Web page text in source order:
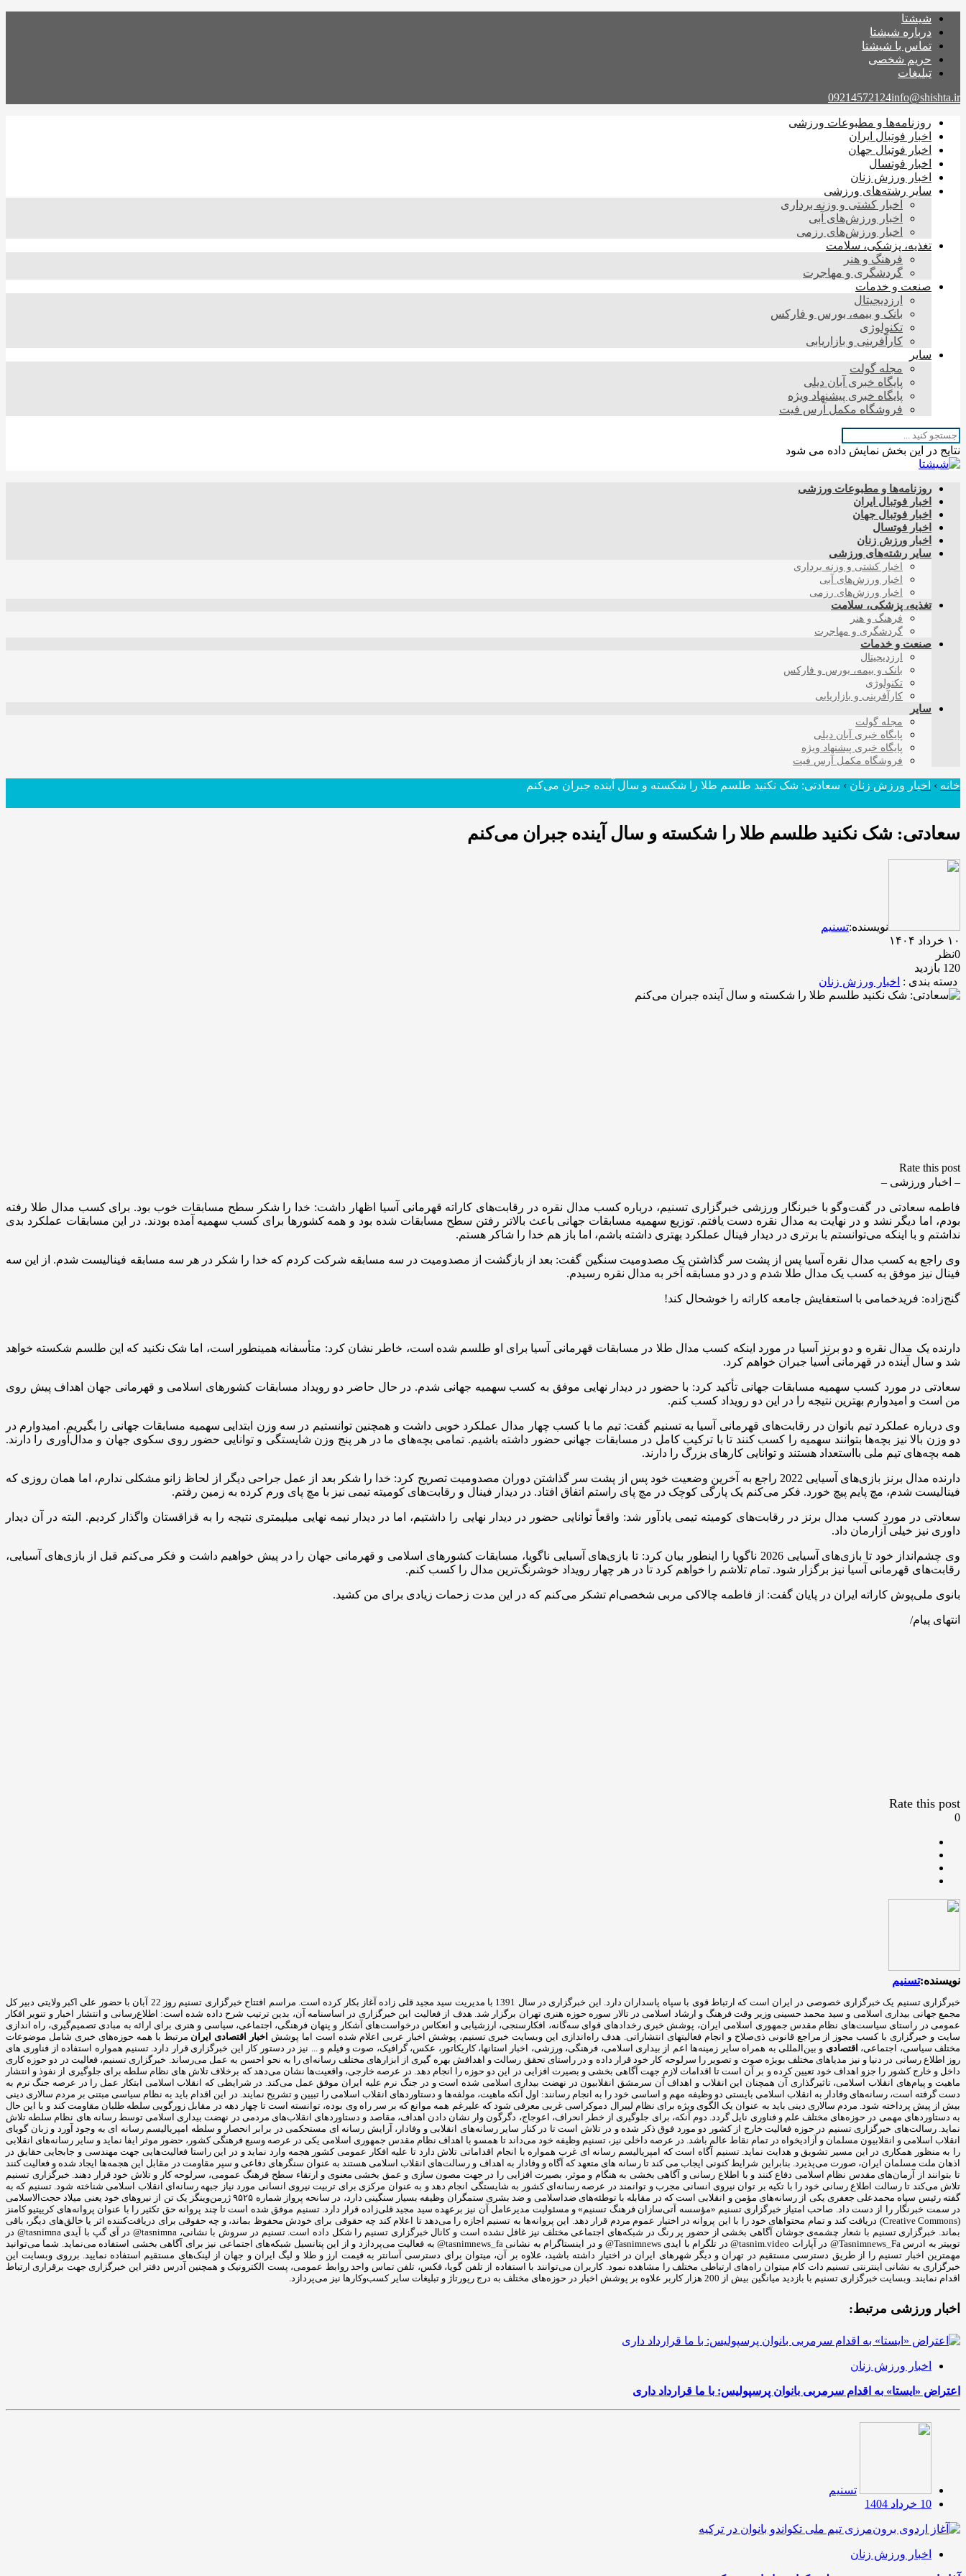
شیشتا
درباره شیشتا
تماس با شیشتا
حریم شخصی
تبلیغات
09214572124info@shishta.ir
روزنامه‌ها و مطبوعات ورزشی
اخبار فوتبال ایران
اخبار فوتبال جهان
اخبار فوتسال
اخبار ورزش زنان
سایر رشته‌های ورزشی
اخبار کشتی و وزنه برداری
اخبار ورزش‌های آبی
اخبار ورزش‌های رزمی
تغذیه، پزشکی، سلامت
فرهنگ و هنر
گردشگری و مهاجرت
صنعت و خدمات
ارزدیجیتال
بانک و بیمه، بورس و فارکس
تکنولوژی
کارآفرینی و بازاریابی
سایر
مجله گولت
پایگاه خبری آبان دیلی
پایگاه خبری پیشنهاد ویژه
فروشگاه مکمل آرس فیت
نتایج در این بخش نمایش داده می شود
روزنامه‌ها و مطبوعات ورزشی
اخبار فوتبال ایران
اخبار فوتبال جهان
اخبار فوتسال
اخبار ورزش زنان
سایر رشته‌های ورزشی
اخبار کشتی و وزنه برداری
اخبار ورزش‌های آبی
اخبار ورزش‌های رزمی
تغذیه، پزشکی، سلامت
فرهنگ و هنر
گردشگری و مهاجرت
صنعت و خدمات
ارزدیجیتال
بانک و بیمه، بورس و فارکس
تکنولوژی
کارآفرینی و بازاریابی
سایر
مجله گولت
پایگاه خبری آبان دیلی
پایگاه خبری پیشنهاد ویژه
فروشگاه مکمل آرس فیت
خانه › اخبار ورزش زنان › سعادتی: شک نکنید طلسم طلا را شکسته و سال آینده جبران می‌کنم
سعادتی: شک نکنید طلسم طلا را شکسته و سال آینده جبران می‌کنم
نویسنده:تسنیم
۱۰ خرداد ۱۴۰۴
0نظر
120 بازدید
دسته بندی : اخبار ورزش زنان
Rate this post
– اخبار ورزشی –
فاطمه سعادتی در گفت‌وگو با خبرنگار ورزشی خبرگزاری تسنیم، درباره کسب مدال نقره در رقابت‌های کاراته قهرمانی آسیا اظهار داشت: خدا را شکر سطح مسابقات خوب بود. برای کسب مدال طلا رفته
بودم، اما دیگر نشد و در نهایت به مدال نقره دست یافتم. توزیع سهمیه مسابقات جهانی باعث بالاتر رفتن سطح مسابقات شده بود و همه کشورها برای کسب سهمیه آمده بودند. در این مسابقات عملکرد بدی
نداشتم و با اینکه می‌توانستم با برتری در دیدار فینال عملکرد بهتری داشته باشم، اما باز هم خدا را شاکر هستم.
وی راجع به کسب مدال نقره آسیا پس از پشت سر گذاشتن یک مصدومیت سنگین گفت: بعد از بازگشت از مصدومیت در سه مسابقه شرکت کردم که خدا را شکر در هر سه مسابقه فینالیست شدم. از این سه
فینال نیز موفق به کسب یک مدال طلا شدم و در دو مسابقه آخر به مدال نقره رسیدم.
گنج‌زاده: فریدخمامی با استعفایش جامعه کاراته را خوشحال کند!
دارنده یک مدال نقره و دو برنز آسیا در مورد اینکه کسب مدال طلا در مسابقات قهرمانی آسیا برای او طلسم شده است، خاطر نشان کرد: متأسفانه همینطور است، اما شک نکنید که این طلسم شکسته خواهد
شد و سال آینده در قهرمانی آسیا جبران خواهم کرد.
سعادتی در مورد کسب سهمیه مسابقات جهانی تأکید کرد: با حضور در دیدار نهایی موفق به کسب سهمیه جهانی شدم. در حال حاضر دو رویداد مسابقات کشورهای اسلامی و قهرمانی جهان اهداف پیش روی
من است و امیدوارم بهترین نتیجه را در این دو رویداد کسب کنم.
وی درباره عملکرد تیم بانوان در رقابت‌های قهرمانی آسیا به تسنیم گفت: تیم ما با کسب چهار مدال عملکرد خوبی داشت و همچنین توانستیم در سه وزن ابتدایی سهمیه مسابقات جهانی را بگیریم. امیدوارم در
دو وزن بالا نیز بچه‌ها بتوانند سهمیه را کسب کنند تا با ترکیب کامل در مسابقات جهانی حضور داشته باشیم. تمامی بچه‌های ما در هر پنج وزن شایستگی و توانایی حضور روی سکوی جهان و مدال‌آوری را دارند.
همه بچه‌های تیم ملی بااستعداد هستند و توانایی کارهای بزرگ را دارند.
دارنده مدال برنز بازی‌های آسیایی 2022 راجع به آخرین وضعیت خود پس از پشت سر گذاشتن دوران مصدومیت تصریح کرد: خدا را شکر بعد از عمل جراحی دیگر از لحاظ زانو مشکلی ندارم، اما همان روزی که
فینالیست شدم، مچ پایم پیچ خورد. فکر می‌کنم یک پارگی کوچک در مچ پای‌ راستم اتفاق افتاد. در دیدار فینال و رقابت‌های کومیته تیمی نیز با مچ پای ورم کرده به زمین رفتم.
سعادتی در مورد کسب مدال برنز در رقابت‌های کومیته تیمی یادآور شد: واقعاً توانایی حضور در دیدار نهایی را داشتیم، اما در دیدار نیمه نهایی میلیمتری نتیجه را به قزاقستان واگذار کردیم. البته در آن دیدار
داوری نیز خیلی آزارمان داد.
وی چشم‌انداز خود تا بازی‌های آسیایی 2026 ناگویا را اینطور بیان کرد: تا بازی‌های آسیایی ناگویا، مسابقات کشورهای اسلامی و قهرمانی جهان را در پیش خواهیم داشت و فکر می‌کنم قبل از بازی‌های آسیایی،
رقابت‌های قهرمانی آسیا نیز برگزار شود. تمام تلاشم را خواهم کرد تا در هر چهار رویداد خوشرنگ‌ترین مدال را کسب کنم.
بانوی ملی‌پوش کاراته ایران در پایان گفت: از فاطمه چالاکی مربی شخصی‌ام تشکر می‌کنم که در این مدت زحمات زیادی برای من کشید.
انتهای پیام/
Rate this post
0
نویسنده:تسنیم
خبرگزاری تسنیم یک خبرگزاری خصوصی در ایران است که ارتباط قوی با سپاه پاسداران دارد. این خبرگزاری در سال 1391 با مدیریت سید مجید قلی زاده آغاز بکار کرده است. مراسم افتتاح خبرگزاری تسنیم روز 22 آبان با حضور علی اکبر ولایتی دبیر کل
مجمع جهانی بیداری اسلامی و سید محمد حسینی وزیر وقت فرهنگ و ارشاد اسلامی در تالار سوره حوزه هنری تهران برگزار شد. هدف از فعالیت این خبرگزاری در اساسنامه آن، بدین ترتیب شرح داده شده است: اطلاع‌رسانی و انتشار اخبار و تنویر افکار
عمومی در راستای سیاست‌های نظام مقدس جمهوری اسلامی ایران، پوشش خبری رخدادهای قوای سه‌گانه، افکارسنجی، ارزشیابی و انعکاس درخواست‌های آشکار و پنهان فرهنگی، اجتماعی، سیاسی و هنری برای ارائه به مبادی تصمیم‌گیری، راه اندازی
سایت و خبرگزاری با کسب مجوز از مراجع قانونی ذی‌صلاح و انجام فعالیتهای انتشاراتی. هدف راه‌اندازی این وبسایت خبری تسنیم، پوشش اخبار عربی اعلام شده است اما پوشش اخبار اقتصادی ایران مرتبط با همه حوزه‌های خبری شامل موضوعات
مختلف سیاسی، اجتماعی، اقتصادی و بین‌المللی به همراه سایر زمینه‌ها اعم از بیداری اسلامی، فرهنگی، ورزشی، اخبار استانها، کاریکاتور، عکس، گرافیک، صوت و فیلم و ... نیز در دستور کار این خبرگزاری قرار دارد. تسنیم همواره استفاده از فناوری های
روز اطلاع رسانی در دنیا و نیز مدیاهای مختلف بویژه صوت و تصویر را سرلوحه کار خود قرار داده و در راستای تحقق رسالت و اهدافش بهره گیری از ابزارهای مختلف رسانه‌ای را به نحو احسن به عمل می‌رساند. خبرگزاری تسنیم، فعالیت در دو حوزه کاری
داخل و خارج کشور را جزو اهداف خود تعیین کرده و بر آن است تا اقدامات لازم جهت آگاهی بخشی و بصیرت افزایی در این دو حوزه را انجام دهد. در عرصه خارجی، واقعیت‌ها نشان می‌دهد که برخلاف تلاش های نظام سلطه برای جلوگیری از نفوذ و انتشار
ماهیت و پیام‌های انقلاب اسلامی، تاثیرگذاری آن همچنان این انقلاب و اهداف آن سرمشق انقلابیون در نهضت بیداری اسلامی شده است و در جنگ نرم علیه ایران موفق عمل می‌کند. در شرایطی که انقلاب اسلامی ابتکار عمل را در عرصه جنگ نرم به
دست گرفته است، رسانه‌های وفادار به انقلاب اسلامی بایستی دو وظیفه مهم و اساسی خود را به انجام رسانند: اول آنکه ماهیت، مولفه‌ها و دستاوردهای انقلاب اسلامی را تبیین و تشریح نمایند. در این اقدام باید به نظام سیاسی مبتنی بر مردم سالاری دینی
بیش از پیش پرداخته شود. مردم سالاری دینی باید به عنوان یک الگوی ویژه برای نظام لیبرال دموکراسی غربی معرفی شود که علیرغم همه موانع که بر سر راه وی بوده، توانسته است تا چهار دهه در مقابل زورگویی سلطه طلبان مقاومت کند و با این حال
به دستاوردهای مهمی در حوزه‌های مختلف علم و فناوری نایل گردد. دوم آنکه، برای جلوگیری از خطر انحراف، اعوجاج، دگرگون وار نشان دادن اهداف، مقاصد و دستاوردهای انقلاب‌های مردمی در نهضت بیداری اسلامی توسط رسانه های نظام سلطه تلاش
نماید. رسالت‌های خبرگزاری تسنیم در حوزه فعالیت خارج از کشور دو مورد فوق ذکر شده و در تلاش است تا در کنار سایر رسانه‌های انقلابی و وفادار، آرایش رسانه ای مستحکمی در برابر انحصار و سلطه امپریالیسم رسانه ای به وجود آورد و زبان گویای
انقلاب اسلامی و انقلابیون مسلمان و آزادیخواه در تمام نقاط عالم باشد. در عرصه داخلی نیز، تسنیم وظیفه خود می‌داند تا همسو با اهداف نظام مقدس جمهوری اسلامی یکی در عرصه وسیع فرهنگی کشور، حضور موثر ایفا نماید و سایر رسانه‌های انقلابی
را به منظور همکاری در این مسیر تشویق و هدایت نماید. تسنیم آگاه است که امپریالیسم رسانه ای غرب همواره با انجام اقداماتی تلاش دارد تا علیه افکار عمومی کشور هجمه وارد نماید و در این راستا فعالیت‌هایی جهت مهندسی و جابجایی حقایق در
اذهان ملت مسلمان ایران، صورت می‌پذیرد. بنابراین شرایط کنونی ایجاب می کند تا رسانه های متعهد که آگاه و وفادار به اهداف و رسالت‌های انقلاب اسلامی هستند به عنوان سنگرهای دفاعی و سپر مقاومت در مقابل این هجمه‌ها ایجاد شده و فعالیت کنند
تا بتوانند از آرمان‌های مقدس نظام اسلامی دفاع کنند و با اطلاع رسانی و آگاهی بخشی به هنگام و موثر، بصیرت افزایی را در جهت مصون سازی و عمق بخشی معنوی و ارتقاء سطح فرهنگ عمومی، سرلوحه کار و تلاش خود قرار دهند. خبرگزاری تسنیم
تلاش می‌کند تا رسالت اطلاع رسانی خود را با تکیه بر توان نیروی انسانی مجرب و توانمند در عرصه رسانه‌ای کشور به شایستگی انجام دهد و به عنوان مرکزی برای تربیت نیروی انسانی مورد نیاز جبهه رسانه‌ای انقلاب اسلامی شناخته شود. تسنیم که به
گفته رئیس سپاه محمدعلی جعفری یکی از رسانه‌های مؤمن و انقلابی است که در مقابله با توطئه‌های ضداسلامی و ضد بشری ستمگران وظیفه بسیار سنگینی دارد، در سانحه پرواز شماره ۹۵۲۵ ژرمن‌وینگز یک تن از نیروهای خود یعنی میلاد حجت‌الاسلامی
در سمت خبرنگار را از دست داد. صاحب امتیاز خبرگزاری تسنیم «مؤسسه آتی‌سازان فرهنگ تسنیم» و مسئولیت مدیرعامل آن نیز برعهده سید مجید قلی‌زاده‌ قرار دارد. تسنیم موفق شده است تا چند پروانه حق تکثیر را با عنوان پروانه‌های کرییتیو کامنز
(Creative Commons) دریافت کند و تمام محتواهای خود را با این پروانه در اختیار عموم مردم قرار دهد. این پروانه‌ها به تسنیم اجازه را می‌دهد تا اعلام کند چه حقوقی برای خودش محفوظ بماند، و چه حقوقی برای دریافت‌کننده اثر یا خالق‌های دیگر، باقی
بماند. خبرگزاری تسنیم با شعار چشمه‌ی جوشان آگاهی بخشی از حضور پر رنگ در شبکه‌های اجتماعی مختلف نیز غافل نشده است و کانال خبرگزاری تسنیم را شکل داده است. تسنیم در سروش با نشانی، tasnimna@ در آی گپ با آیدی tasnimna@ در
توییتر به ادرس Tasnimnews_Fa@ در آپارات tasnim.video@ در تلگرام با ایدی Tasnimnews@ و در اینستاگرام به نشانی tasnimnews_fa@ به فعالیت می‌پردازد و از این پتانسیل شبکه‌های اجتماعی نیز برای آگاهی بخشی استفاده می‌نماید. شما می‌توانید
مهمترین اخبار تسنیم را از طریق دسترسی مستقیم در تهران و دیگر شهرهای ایران در اختیار داشته باشید، علاوه بر آن، میتوان برای دسترسی آسانتر به قیمت ارز و طلا و لیگ ایران و جهان از لینک‌های مستقیم استفاده نمایید. برروی وبسایت این
خبرگزاری به نشانی اینترنتی تسنیم دات کام میتوان راه‌های ارتباطی مختلف را مشاهده نمود. کاربران می‌توانند با استفاده از تلفن گویا، فکس، تلفن تماس واحد روابط عمومی، پست الکترونیک و همچنین آدرس دفتر این خبرگزاری جهت برقراری ارتباط
اقدام نمایند. وبسایت خبرگزاری تسنیم با بازدید میانگین بیش از 200 هزار کاربر علاوه بر پوشش اخبار در حوزه‌های مختلف به درج رپورتاژ و تبلیغات سایر کسب‌وکارها نیز می‌پردازد.
اخبار ورزشی مرتبط:
اخبار ورزش زنان
اعتراض «ایستا» به اقدام سرمربی بانوان پرسپولیس: با ما قرارداد داری
تسنیم
10 خرداد 1404
اخبار ورزش زنان